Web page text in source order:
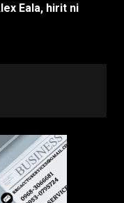
Eala, hirit ni